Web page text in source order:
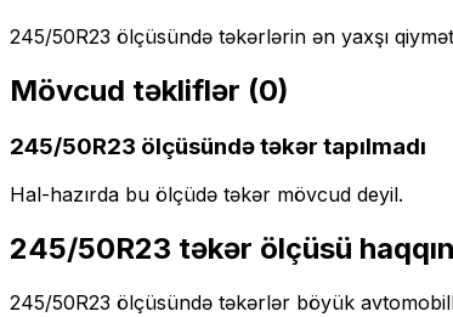
245/50R23 ölçüsündə təkərlərin ən yaxşı
Mövcud təkliflər (0)
245/50R23 ölçüsündə təkər tapılmadı
Hal-hazırda bu ölçüdə təkər mövcud deyil.
245/50R23 təkər ölçüsü
245/50R23 ölçüsündə təkərlər böyük